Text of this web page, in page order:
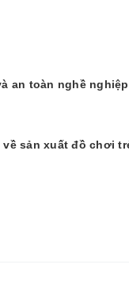
an toàn nghề nghiệp
sản xuất đồ chơi